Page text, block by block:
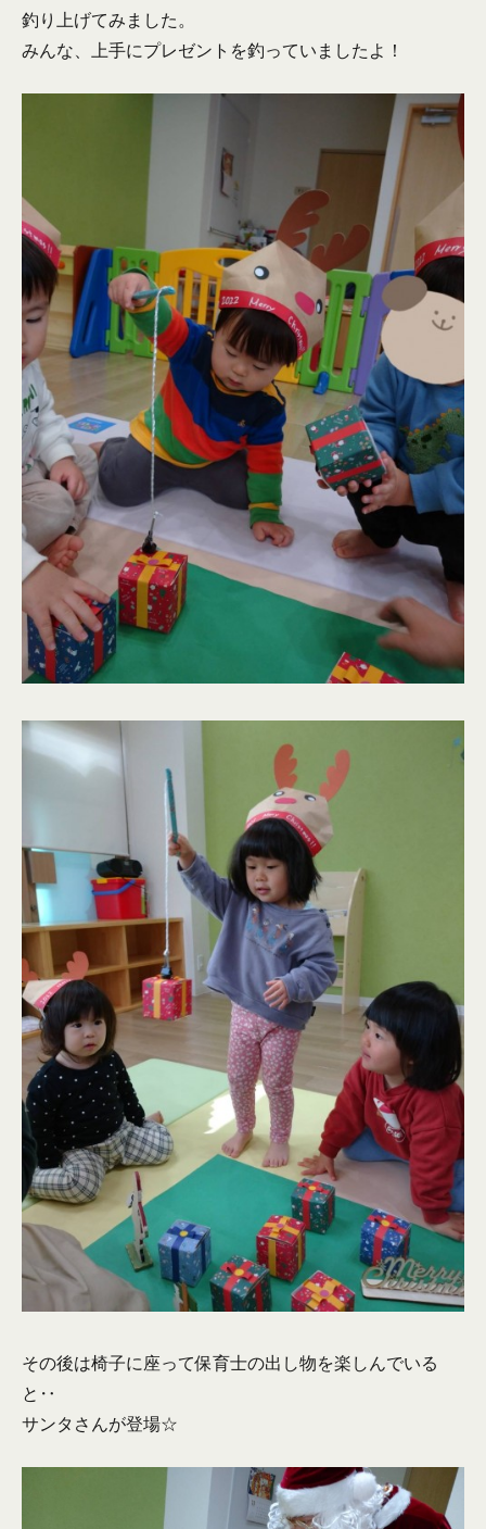
釣り上げてみました。
みんな、上手にプレゼントを釣っていましたよ！
その後は椅子に座って保育士の出し物を楽しんでいる
と‥
サンタさんが登場☆